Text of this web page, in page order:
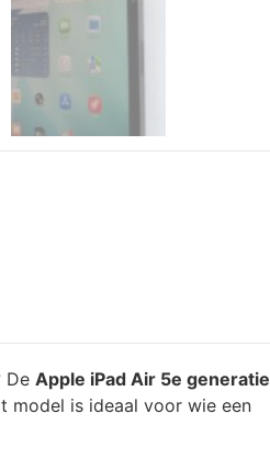
De Apple iPad Air 5e generatie
model is ideaal voor wie een